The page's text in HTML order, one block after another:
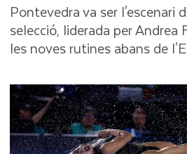
Pontevedra va ser l'escenari
selecció, liderada per Andrea
les noves rutines abans de